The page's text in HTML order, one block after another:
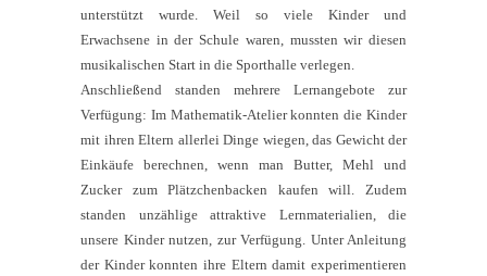
unterstützt wurde. Weil so viele Kinder und
Erwachsene in der Schule waren, mussten wir diesen
musikalischen Start in die Sporthalle verlegen.
Anschließend standen mehrere Lernangebote zur
Verfügung: Im Mathematik-Atelier konnten die Kinder
mit ihren Eltern allerlei Dinge wiegen, das Gewicht der
Einkäufe berechnen, wenn man Butter, Mehl und
Zucker zum Plätzchenbacken kaufen will. Zudem
standen unzählige attraktive Lernmaterialien, die
unsere Kinder nutzen, zur Verfügung. Unter Anleitung
der Kinder konnten ihre Eltern damit experimentieren